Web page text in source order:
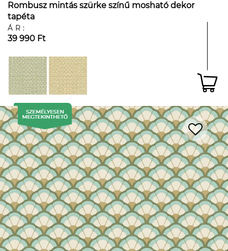
Rombusz mintás szürke színű mosható dekor
tapéta
ÁR:
39 990 Ft